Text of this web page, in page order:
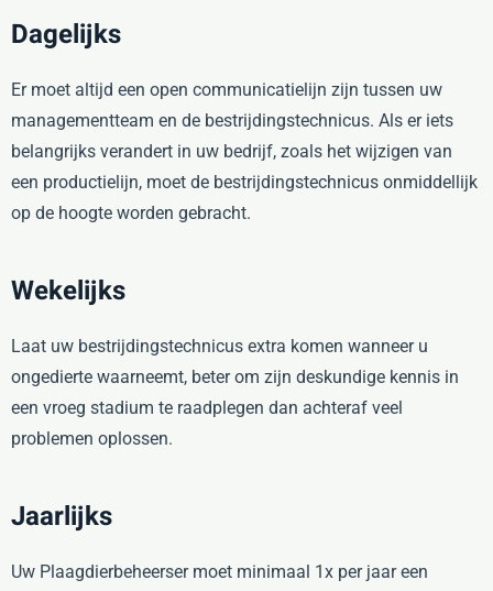
Dagelijks
Er moet altijd een open communicatielijn zijn tussen uw
managementteam en de bestrijdingstechnicus. Als er iets
belangrijks verandert in uw bedrijf, zoals het wijzigen van
een productielijn, moet de bestrijdingstechnicus onmiddellijk
op de hoogte worden gebracht.
Wekelijks
Laat uw bestrijdingstechnicus extra komen wanneer u
ongedierte waarneemt, beter om zijn deskundige kennis in
een vroeg stadium te raadplegen dan achteraf veel
problemen oplossen.
Jaarlijks
Uw Plaagdierbeheerser moet minimaal 1x per jaar een